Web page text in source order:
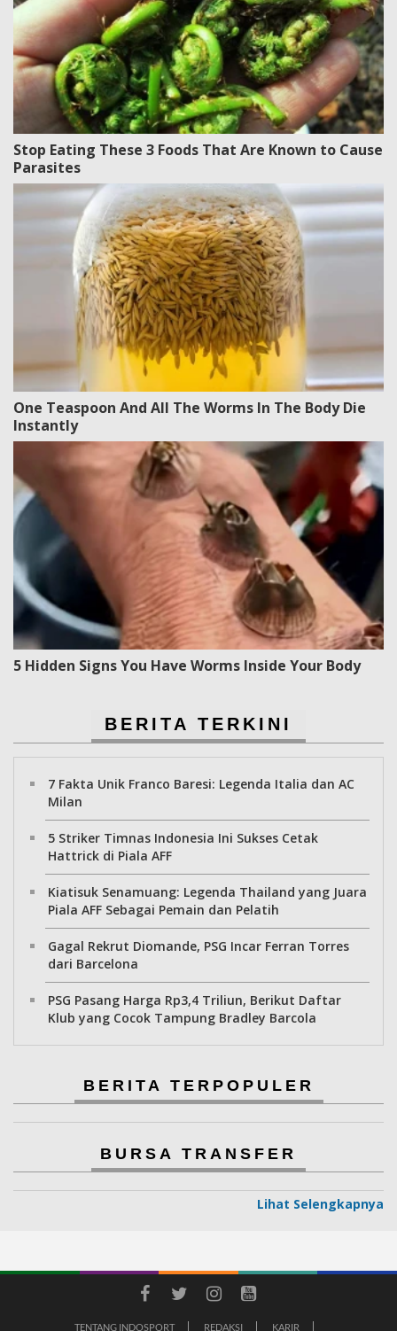
Stop Eating These 3 Foods That Are Known to Cause
Parasites
One Teaspoon And All The Worms In The Body Die
Instantly
5 Hidden Signs You Have Worms Inside Your Body
BERITA TERKINI
7 Fakta Unik Franco Baresi: Legenda Italia dan AC
Milan
5 Striker Timnas Indonesia Ini Sukses Cetak
Hattrick di Piala AFF
Kiatisuk Senamuang: Legenda Thailand yang Juara
Piala AFF Sebagai Pemain dan Pelatih
Gagal Rekrut Diomande, PSG Incar Ferran Torres
dari Barcelona
PSG Pasang Harga Rp3,4 Triliun, Berikut Daftar
Klub yang Cocok Tampung Bradley Barcola
BERITA TERPOPULER
BURSA TRANSFER
Lihat Selengkapnya
TENTANG INDOSPORT REDAKSI KARIR